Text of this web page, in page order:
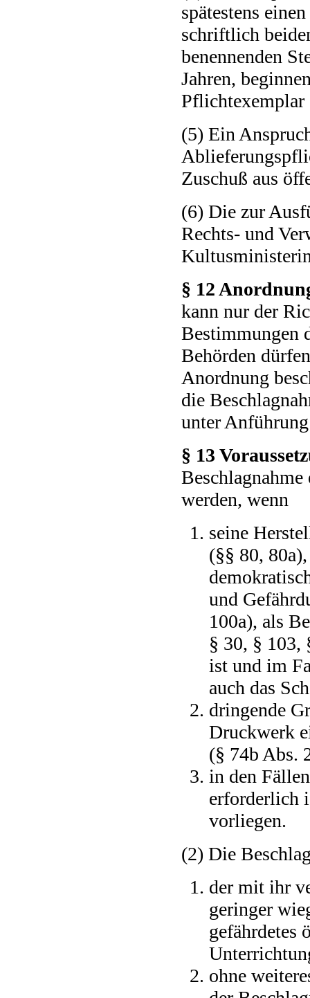
spätestens
schriftlich
benennenden
Jahren,
Pflichtexemplar
(5) Ein
Zuschuß aus
(6) Die zur
Rechts- und
§ 12
kann nur der
Bestimmungen
Behörden
Anordnung
die
unter
§ 13
werden, wenn
seine
(§§ 80,
und
100a), als
§ 30, § 103,
ist und im
auch das
dringende
Druckwerk
(§ 74b Abs.
in den
erforderlich
vorliegen.
(2) Die
der mit ihr
geringer
gefährdetes
ohne